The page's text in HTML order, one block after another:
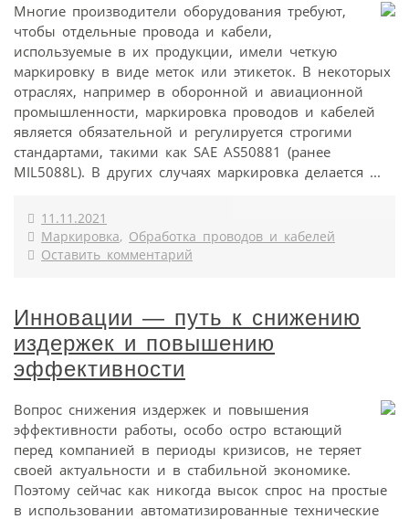
Многие производители оборудования требуют,
чтобы отдельные провода и кабели,
используемые в их продукции, имели четкую
маркировку в виде меток или этикеток. В некоторых
отраслях, например в оборонной и авиационной
промышленности, маркировка проводов и кабелей
является обязательной и регулируется строгими
стандартами, такими как SAE AS50881 (ранее
MIL5088L). В других случаях маркировка делается ...
11.11.2021
Маркировка, Обработка проводов и кабелей
Оставить комментарий
Инновации — путь к снижению
издержек и повышению
эффективности
Вопрос снижения издержек и повышения
эффективности работы, особо остро встающий
перед компанией в периоды кризисов, не теряет
своей актуальности и в стабильной экономике.
Поэтому сейчас как никогда высок спрос на простые
в использовании автоматизированные технические